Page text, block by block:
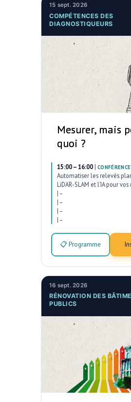
15 sept. 2026
COMPÉTENCES DES
DIAGNOSTIQUEURS
Mesurer, mais
quoi ?
15:00 – 16:00 | CONFÉRENCE
Automatiser les relevés
LiDAR-SLAM et l’IA pour
| –
| –
| –
| –
📋 Programme
16 sept. 2026
RÉNOVATION DES
PUBLICS